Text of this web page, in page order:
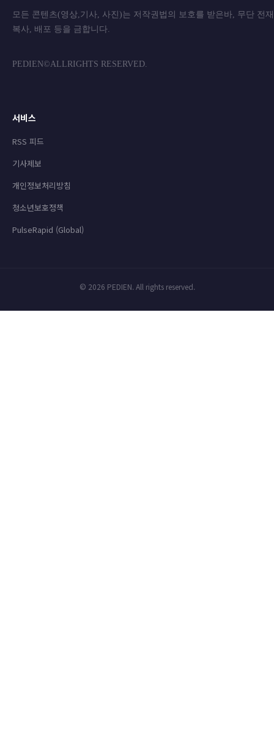
모든 콘텐츠(영상,기사, 사진)는 저작권법의 보호를 받은바, 무단 전
복사, 배포 등을 금합니
PEDIEN©ALLRIGHTS RESERVED.
서비스
RSS 피드
기사제보
개인정보처리방침
청소년보호정책
PulseRapid (Global)
© 2026 PEDIEN. All rights reserved.